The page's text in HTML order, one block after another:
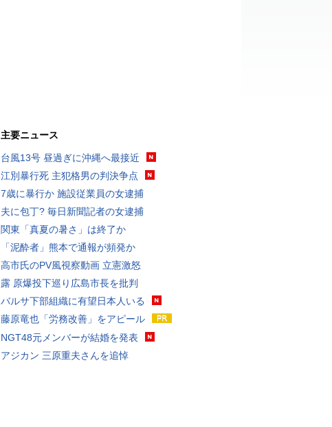
主要ニュース
台風13号 昼過ぎに沖縄へ最接近
江別暴行死 主犯格男の判決争点
7歳に暴行か 施設従業員の女逮捕
夫に包丁? 毎日新聞記者の女逮捕
関東「真夏の暑さ」は終了か
「泥酔者」熊本で通報が頻発か
高市氏のPV風視察動画 立憲激怒
露 原爆投下巡り広島市長を批判
バルサ下部組織に有望日本人いる
藤原竜也「労務改善」をアピール
NGT48元メンバーが結婚を発表
アジカン 三原重夫さんを追悼